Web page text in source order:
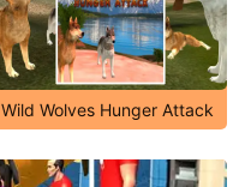
Wild Wolves Hunger Attack